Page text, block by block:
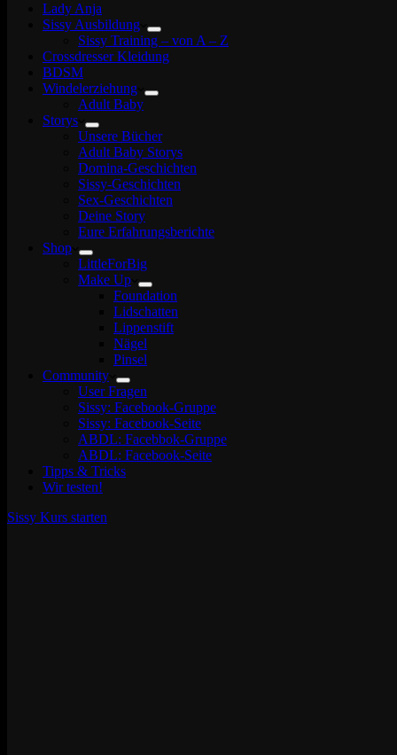
Lady Anja
Sissy Ausbildung
Sissy Training – von A – Z
Crossdresser Kleidung
BDSM
Windelerziehung
Adult Baby
Storys
Unsere Bücher
Adult Baby Storys
Domina-Geschichten
Sissy-Geschichten
Sex-Geschichten
Deine Story
Eure Erfahrungsberichte
Shop
LittleForBig
Make Up
Foundation
Lidschatten
Lippenstift
Nägel
Pinsel
Community
User Fragen
Sissy: Facebook-Gruppe
Sissy: Facebook-Seite
ABDL: Facebbok-Gruppe
ABDL: Facebook-Seite
Tipps & Tricks
Wir testen!
Sissy Kurs starten